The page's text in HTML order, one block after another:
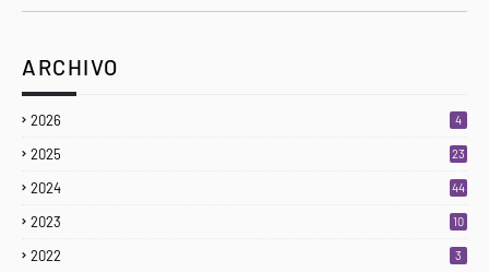
ARCHIVO
2026 4
2025
23
2024 44
2023 10
2022 3